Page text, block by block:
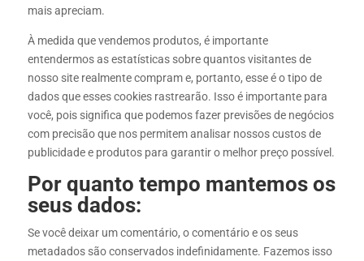
mais apreciam.
À medida que vendemos produtos, é importante
entendermos as estatísticas sobre quantos visitantes de
nosso site realmente compram e, portanto, esse é o tipo de
dados que esses cookies rastrearão. Isso é importante para
você, pois significa que podemos fazer previsões de negócios
com precisão que nos permitem analisar nossos custos de
publicidade e produtos para garantir o melhor preço possível.
Por quanto tempo mantemos os
seus dados:
Se você deixar um comentário, o comentário e os seus
metadados são conservados indefinidamente. Fazemos isso